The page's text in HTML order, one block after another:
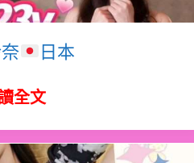
日本
全文